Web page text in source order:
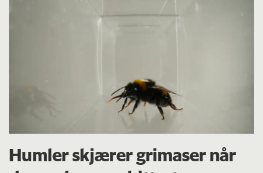
Humler skjærer grimaser når